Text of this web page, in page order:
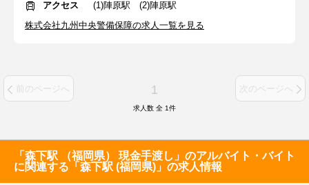
アクセス
(1)陣原駅 (2)陣原駅
株式会社九州中央警備保障の求人一覧を見る
前のページへ 1 次のページへ
求人数 全 1件
「森下駅 （福岡県） 現金手渡し」のアルバイト・バイト
に関連する「森下駅 (福岡県)」の求人情報